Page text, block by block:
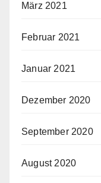
März 2021
Februar 2021
Januar 2021
Dezember 2020
September 2020
August 2020